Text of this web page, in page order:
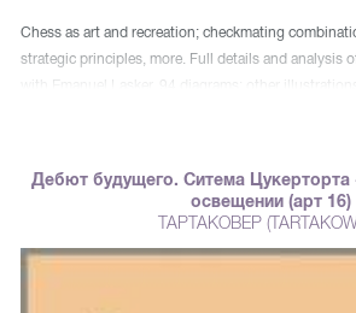
Chess as art and recreation; checkmating
strategic principles, more. Full details and analysis
with Emanuel Lasker. 94 diagrams; other
Дебют будущего. Ситема
освещении (арт 16)
ТАРТАКОВЕР